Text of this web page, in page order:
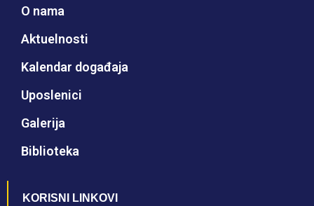
O nama
Aktuelnosti
Kalendar događaja
Uposlenici
Galerija
Biblioteka
KORISNI LINKOVI